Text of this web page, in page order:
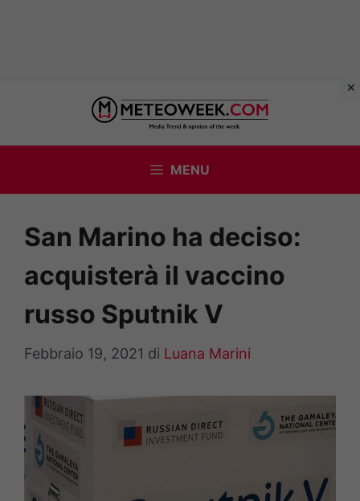
contenuto
MENU
San Marino ha deciso:
acquisterà il vaccino
russo Sputnik V
Febbraio 19, 2021 di Luana Marini